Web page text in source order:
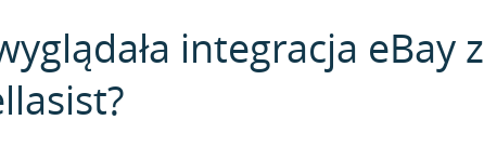
integracja eBay z